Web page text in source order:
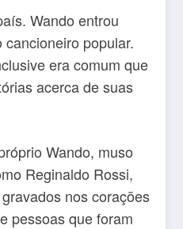
Wando entrou
popular.
era comum que
acerca de suas
Wando, muso
Reginaldo Rossi,
nos corações
pessoas que foram